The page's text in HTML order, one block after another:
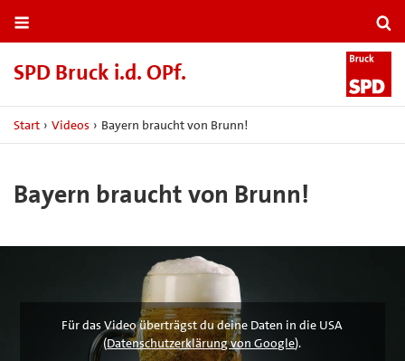
SPD Bruck i.​d.​ OPf.​
Start › Videos › Bayern braucht von Brunn!
Bayern braucht von Brunn!
Für das Video überträgst du deine Daten in die USA
(Datenschutzerklärung von Google).